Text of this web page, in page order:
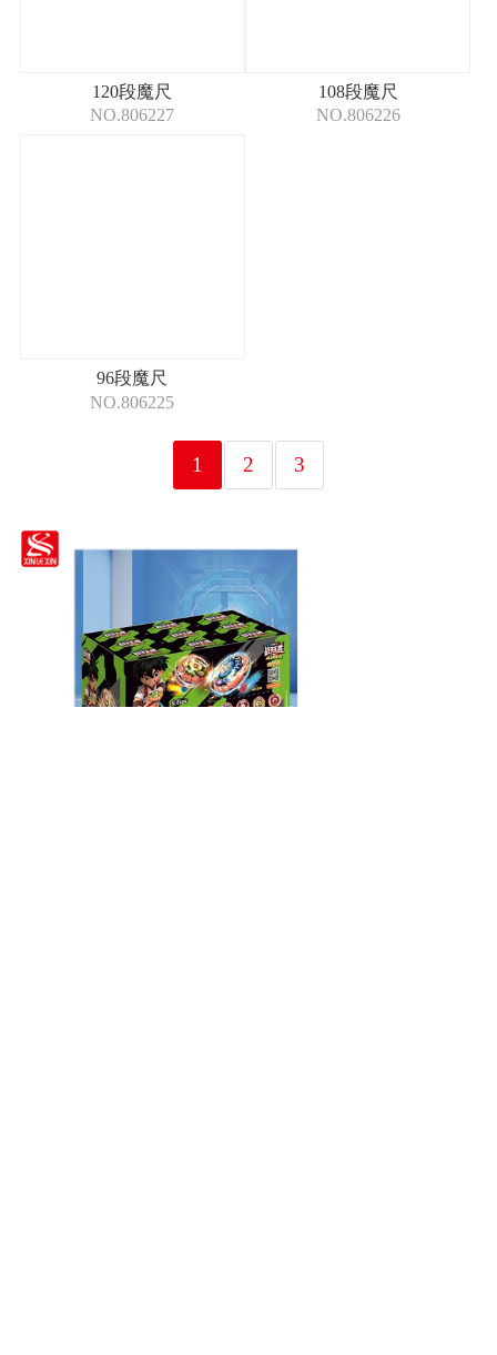
120段魔尺
NO.806227
108段魔尺
NO.806226
96段魔尺
NO.806225
1 2 3